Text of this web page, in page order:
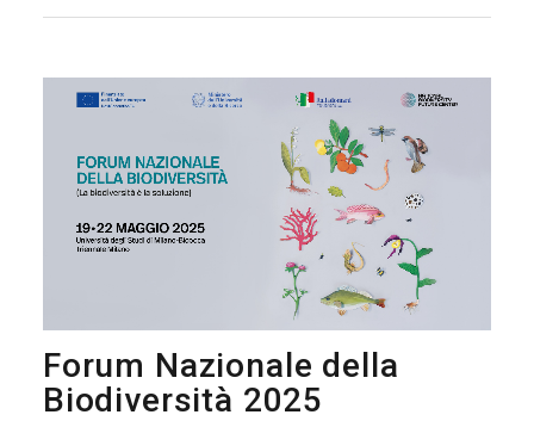
Forum Nazionale della
Biodiversità 2025